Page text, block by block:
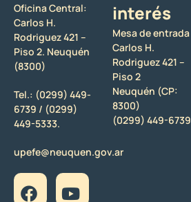
Oficina Central:
Carlos H.
Rodriguez 421 –
Piso 2. Neuquén
(8300)
Tel.: (0299) 449-
6739 / (0299)
449-5333.
upefe@neuquen.gov.ar
interés
Mesa de entrada
Carlos H.
Rodriguez 421 –
Piso 2
Neuquén (CP:
8300)
(0299) 449-6739